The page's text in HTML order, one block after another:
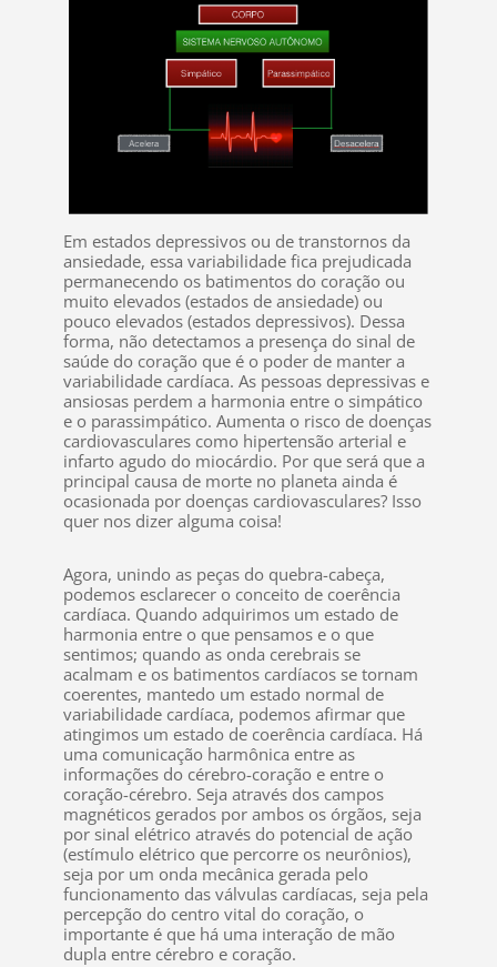
Em estados depressivos ou de transtornos da
ansiedade, essa variabilidade fica prejudicada
permanecendo os batimentos do coração ou
muito elevados (estados de ansiedade) ou
pouco elevados (estados depressivos). Dessa
forma, não detectamos a presença do sinal de
saúde do coração que é o poder de manter a
variabilidade cardíaca. As pessoas depressivas e
ansiosas perdem a harmonia entre o simpático
e o parassimpático. Aumenta o risco de doenças
cardiovasculares como hipertensão arterial e
infarto agudo do miocárdio. Por que será que a
principal causa de morte no planeta ainda é
ocasionada por doenças cardiovasculares? Isso
quer nos dizer alguma coisa!
Agora, unindo as peças do quebra-cabeça,
podemos esclarecer o conceito de coerência
cardíaca. Quando adquirimos um estado de
harmonia entre o que pensamos e o que
sentimos; quando as onda cerebrais se
acalmam e os batimentos cardíacos se tornam
coerentes, mantedo um estado normal de
variabilidade cardíaca, podemos afirmar que
atingimos um estado de coerência cardíaca. Há
uma comunicação harmônica entre as
informações do cérebro-coração e entre o
coração-cérebro. Seja através dos campos
magnéticos gerados por ambos os órgãos, seja
por sinal elétrico através do potencial de ação
(estímulo elétrico que percorre os neurônios),
seja por um onda mecânica gerada pelo
funcionamento das válvulas cardíacas, seja pela
percepção do centro vital do coração, o
importante é que há uma interação de mão
dupla entre cérebro e coração.